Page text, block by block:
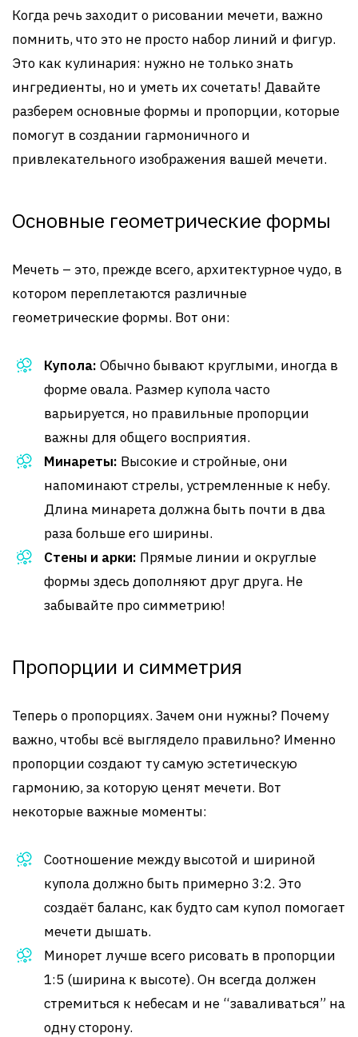
Когда речь заходит о рисовании мечети, важно
помнить, что это не просто набор линий и фигур.
Это как кулинария: нужно не только знать
ингредиенты, но и уметь их сочетать! Давайте
разберем основные формы и пропорции, которые
помогут в создании гармоничного и
привлекательного изображения вашей мечети.
Основные геометрические формы
Мечеть – это, прежде всего, архитектурное чудо, в
котором переплетаются различные
геометрические формы. Вот они:
Купола: Обычно бывают круглыми, иногда в
форме овала. Размер купола часто
варьируется, но правильные пропорции
важны для общего восприятия.
Минареты: Высокие и стройные, они
напоминают стрелы, устремленные к небу.
Длина минарета должна быть почти в два
раза больше его ширины.
Стены и арки: Прямые линии и округлые
формы здесь дополняют друг друга. Не
забывайте про симметрию!
Пропорции и симметрия
Теперь о пропорциях. Зачем они нужны? Почему
важно, чтобы всё выглядело правильно? Именно
пропорции создают ту самую эстетическую
гармонию, за которую ценят мечети. Вот
некоторые важные моменты:
Соотношение между высотой и шириной
купола должно быть примерно 3:2. Это
создаёт баланс, как будто сам купол помогает
мечети дышать.
Минорет лучше всего рисовать в пропорции
1:5 (ширина к высоте). Он всегда должен
стремиться к небесам и не “заваливаться” на
одну сторону.